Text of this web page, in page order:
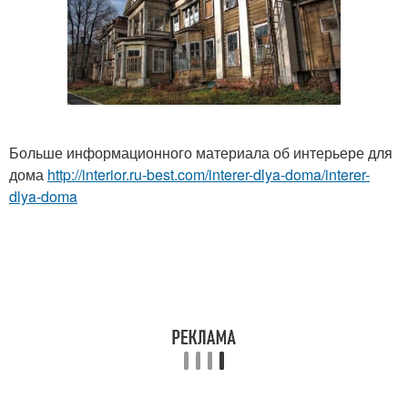
Больше информационного материала об интерьере для
дома http://interior.ru-best.com/interer-dlya-doma/interer-
dlya-doma